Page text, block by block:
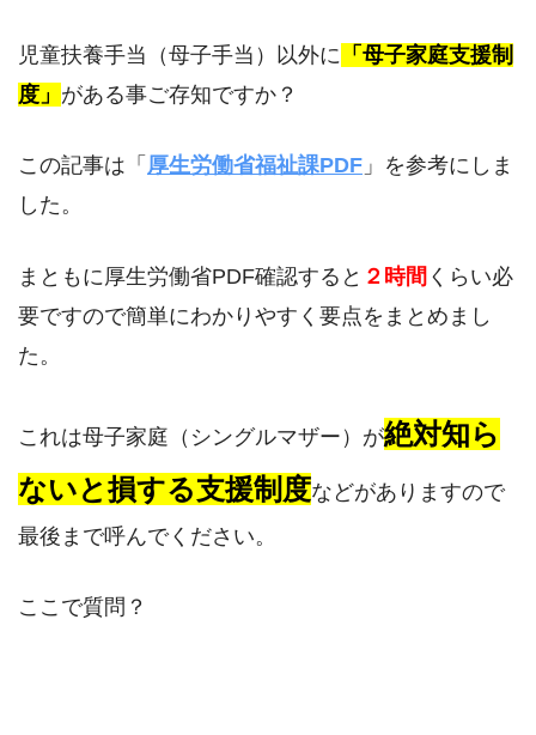
児童扶養手当（母子手当）以外に 「母子家庭支援制
度」 がある事ご存知ですか？
この記事は「 厚生労働省福祉課PDF 」を参考にしま
した。
まともに厚生労働省PDF確認すると ２時間 くらい必
要ですので簡単にわかりやすく要点をまとめまし
た。
これは母子家庭（シングルマザー）が絶対知ら
ないと損する支援制度などがありますので
最後まで呼んでください。
ここで質問？